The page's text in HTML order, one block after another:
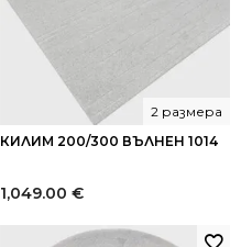
КИЛИМ 200/300 ВЪЛНЕН 1014
2 размера
1,049.00 €